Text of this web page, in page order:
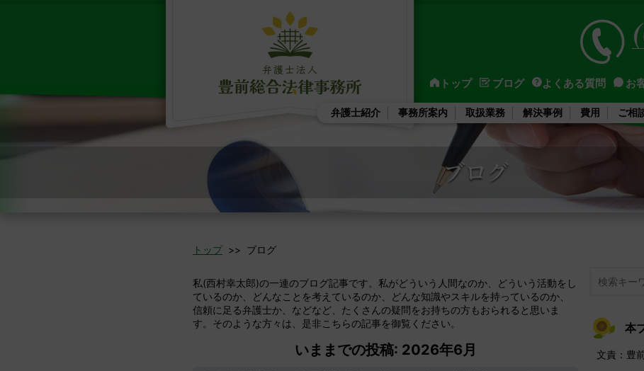
トップ ブログ よくある質問 お
弁護士紹介 事務所案内 取扱業務 解決事例 費用 ご相
トップ>> ブログ
私(西村幸太郎)の一連のブログ記事です。私がどういう人間なのか、どういう活動をし
ているのか、どんなことを考えているのか、どんな知識やスキルを持っているのか、
信頼に足る弁護士か、などなど、たくさんの疑問をお持ちの方もおられると思いま
す。そのような方々は、是非こちらの記事を御覧ください。
いままでの投稿: 2026年6月
Search
本
文責：豊